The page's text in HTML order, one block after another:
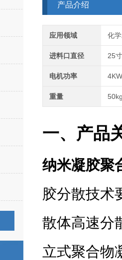
产品介绍
应用领域 化
进料口直径 25
电机功率
重量
一、产品
纳米凝胶聚
胶分散技术
散体高速分
立式聚合物